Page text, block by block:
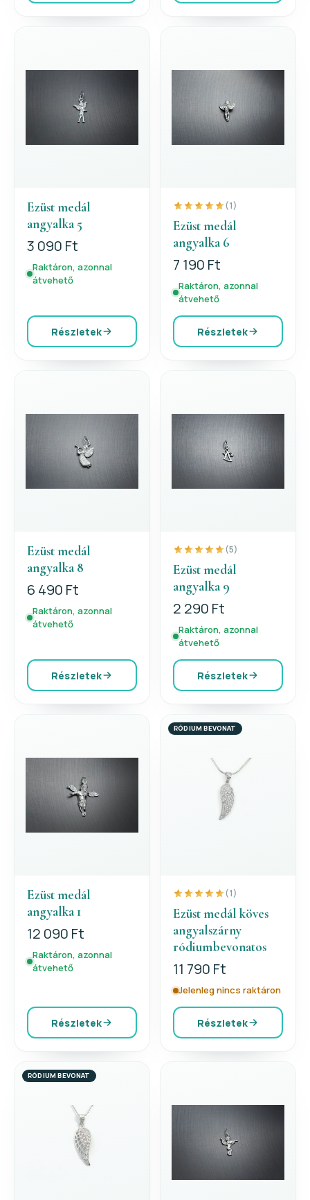
Ezüst medál
angyalka 5
3 090 Ft
Raktáron, azonnal
átvehető
Részletek
(1)
Ezüst medál
angyalka 6
7 190 Ft
Raktáron, azonnal
átvehető
Részletek
Ezüst medál
angyalka 8
6 490 Ft
Raktáron, azonnal
átvehető
Részletek
(5)
Ezüst medál
angyalka 9
2 290 Ft
Raktáron, azonnal
átvehető
Részletek
Ezüst medál
angyalka 1
12 090 Ft
Raktáron, azonnal
átvehető
Részletek
RÓDIUM BEVONAT
(1)
Ezüst medál köves
angyalszárny
ródiumbevonatos
11 790 Ft
Jelenleg nincs raktáron
Részletek
RÓDIUM BEVONAT